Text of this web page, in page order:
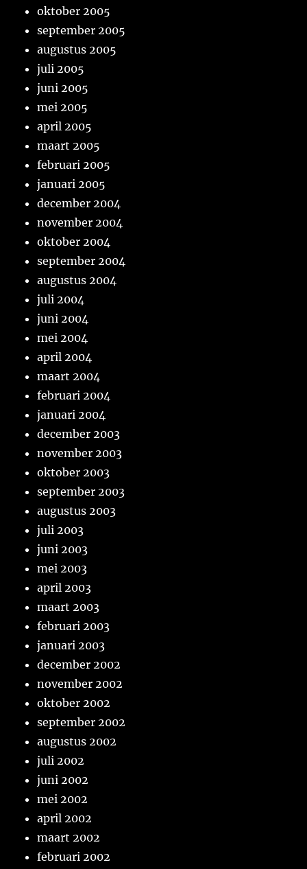
oktober 2005
september 2005
augustus 2005
juli 2005
juni 2005
mei 2005
april 2005
maart 2005
februari 2005
januari 2005
december 2004
november 2004
oktober 2004
september 2004
augustus 2004
juli 2004
juni 2004
mei 2004
april 2004
maart 2004
februari 2004
januari 2004
december 2003
november 2003
oktober 2003
september 2003
augustus 2003
juli 2003
juni 2003
mei 2003
april 2003
maart 2003
februari 2003
januari 2003
december 2002
november 2002
oktober 2002
september 2002
augustus 2002
juli 2002
juni 2002
mei 2002
april 2002
maart 2002
februari 2002